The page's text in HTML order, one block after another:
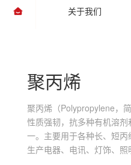
关于我们
聚丙烯
聚丙烯（Polypropylene，
性质强韧，抗多种有机溶
一。主要用于各种长、短
生产电器、电讯、灯饰、照